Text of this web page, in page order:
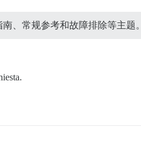
、常规参考和故障排除等主题。